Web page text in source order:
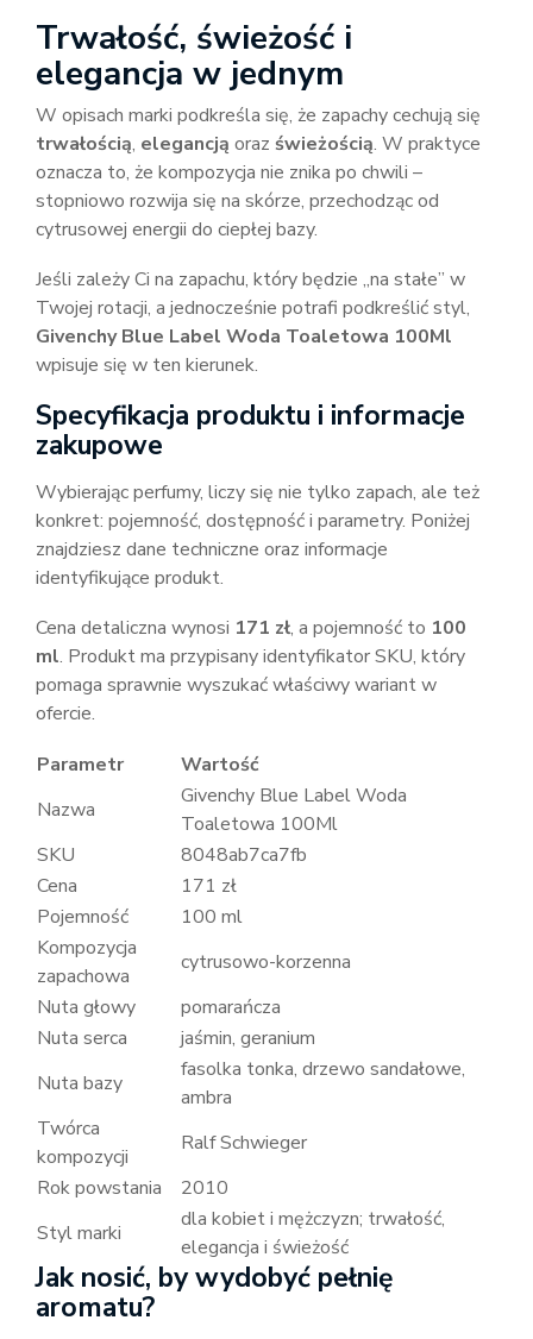
Trwałość, świeżość i
elegancja w jednym
W opisach marki podkreśla się, że zapachy cechują się
trwałością, elegancją oraz świeżością. W praktyce
oznacza to, że kompozycja nie znika po chwili –
stopniowo rozwija się na skórze, przechodząc od
cytrusowej energii do ciepłej bazy.
Jeśli zależy Ci na zapachu, który będzie „na stałe” w
Twojej rotacji, a jednocześnie potrafi podkreślić styl,
Givenchy Blue Label Woda Toaletowa 100Ml
wpisuje się w ten kierunek.
Specyfikacja produktu i informacje
zakupowe
Wybierając perfumy, liczy się nie tylko zapach, ale też
konkret: pojemność, dostępność i parametry. Poniżej
znajdziesz dane techniczne oraz informacje
identyfikujące produkt.
Cena detaliczna wynosi 171 zł, a pojemność to 100
ml. Produkt ma przypisany identyfikator SKU, który
pomaga sprawnie wyszukać właściwy wariant w
ofercie.
Parametr
Wartość
Nazwa
Givenchy Blue Label Woda
Toaletowa 100Ml
SKU
8048ab7ca7fb
Cena
171 zł
Pojemność
100 ml
Kompozycja
zapachowa
cytrusowo-korzenna
Nuta głowy
pomarańcza
Nuta serca
jaśmin, geranium
Nuta bazy
fasolka tonka, drzewo sandałowe,
ambra
Twórca
kompozycji
Ralf Schwieger
Rok powstania
2010
Styl marki
dla kobiet i mężczyzn; trwałość,
elegancja i świeżość
Jak nosić, by wydobyć pełnię
aromatu?